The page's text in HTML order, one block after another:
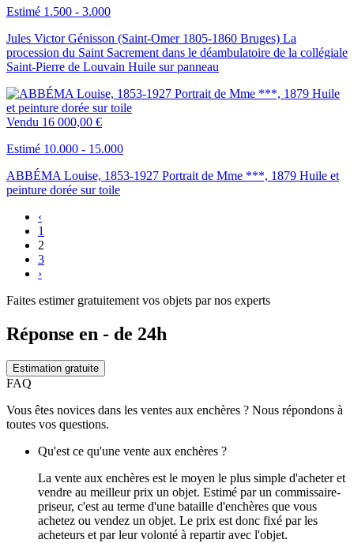
Estimé 1.500 - 3.000
Jules Victor Génisson (Saint-Omer 1805-1860 Bruges) La
procession du Saint Sacrement dans le déambulatoire de la collégiale
Saint-Pierre de Louvain Huile sur panneau
Vendu 16 000,00 €
Estimé 10.000 - 15.000
ABBÉMA Louise, 1853-1927 Portrait de Mme ***, 1879 Huile et
peinture dorée sur toile
‹
1
2
3
›
Faites estimer gratuitement vos objets par nos experts
Réponse en - de 24h
Estimation gratuite
FAQ
Vous êtes novices dans les ventes aux enchères ? Nous répondons à
toutes vos questions.
Qu'est ce qu'une vente aux enchères ?
La vente aux enchères est le moyen le plus simple d'acheter et
vendre au meilleur prix un objet. Estimé par un commissaire-
priseur, c'est au terme d'une bataille d'enchères que vous
achetez ou vendez un objet. Le prix est donc fixé par les
acheteurs et par leur volonté à repartir avec l'objet.